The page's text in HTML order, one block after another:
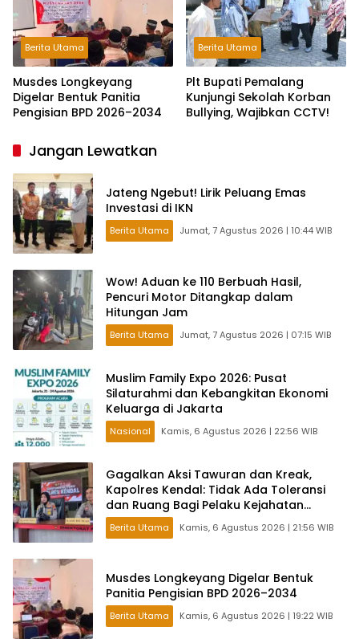
Berita Utama
Musdes Longkeyang
Digelar Bentuk Panitia
Pengisian BPD 2026–2034
Berita Utama
Plt Bupati Pemalang
Kunjungi Sekolah Korban
Bullying, Wajibkan CCTV!
Jangan Lewatkan
Jateng Ngebut! Lirik Peluang Emas
Investasi di IKN
Berita Utama Jumat, 7 Agustus 2026 | 10:44 WIB
Wow! Aduan ke 110 Berbuah Hasil,
Pencuri Motor Ditangkap dalam
Hitungan Jam
Berita Utama Jumat, 7 Agustus 2026 | 07:15 WIB
Muslim Family Expo 2026: Pusat
Silaturahmi dan Kebangkitan Ekonomi
Keluarga di Jakarta
Nasional Kamis, 6 Agustus 2026 | 22:56 WIB
Gagalkan Aksi Tawuran dan Kreak,
Kapolres Kendal: Tidak Ada Toleransi
dan Ruang Bagi Pelaku Kejahatan
Jalanan
Berita Utama Kamis, 6 Agustus 2026 | 21:56 WIB
Musdes Longkeyang Digelar Bentuk
Panitia Pengisian BPD 2026–2034
Berita Utama Kamis, 6 Agustus 2026 | 19:22 WIB